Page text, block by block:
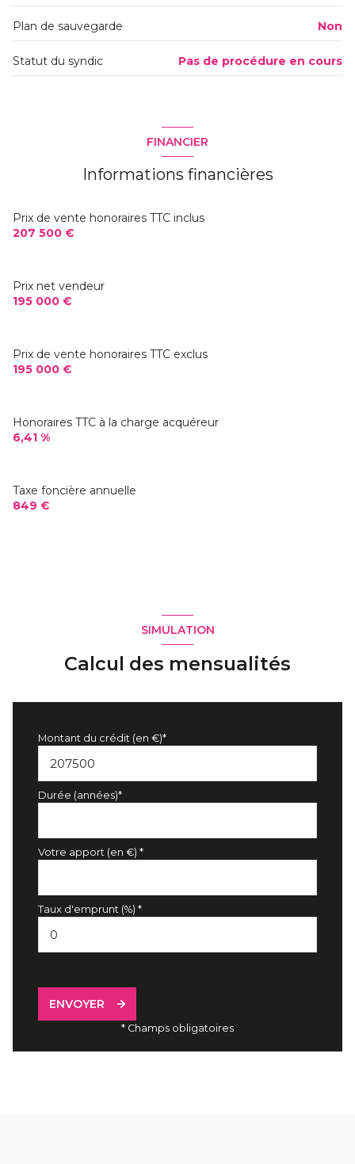
Plan de sauvegarde Non
Statut du syndic Pas de procédure en cours
FINANCIER
Informations financières
Prix de vente honoraires TTC inclus
207 500 €
Prix net vendeur
195 000 €
Prix de vente honoraires TTC exclus
195 000 €
Honoraires TTC à la charge acquéreur
6,41 %
Taxe foncière annuelle
849 €
SIMULATION
Calcul des mensualités
Montant du crédit (en €)*
Durée (années)*
Votre apport (en €) *
Taux d'emprunt (%) *
ENVOYER
* Champs obligatoires